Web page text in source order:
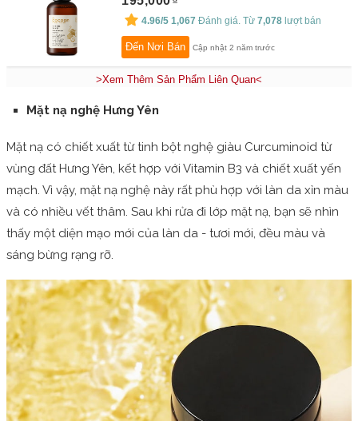
4.96/5 1,067 Đánh giá. Từ7,078 lượt bán
Đến Nơi Bán Cập nhật 2 năm trước
>Xem Thêm Sản Phẩm Liên Quan<
Mặt nạ nghệ Hưng Yên
Mặt nạ có chiết xuất từ tinh bột nghệ giàu Curcuminoid từ
vùng đất Hưng Yên, kết hợp với Vitamin B3 và chiết xuất yến
mạch. Vì vậy, mặt nạ nghệ này rất phù hợp với làn da xỉn màu
và có nhiều vết thâm. Sau khi rửa đi lớp mặt nạ, bạn sẽ nhìn
thấy một diện mạo mới của làn da - tươi mới, đều màu và
sáng bừng rạng rỡ.